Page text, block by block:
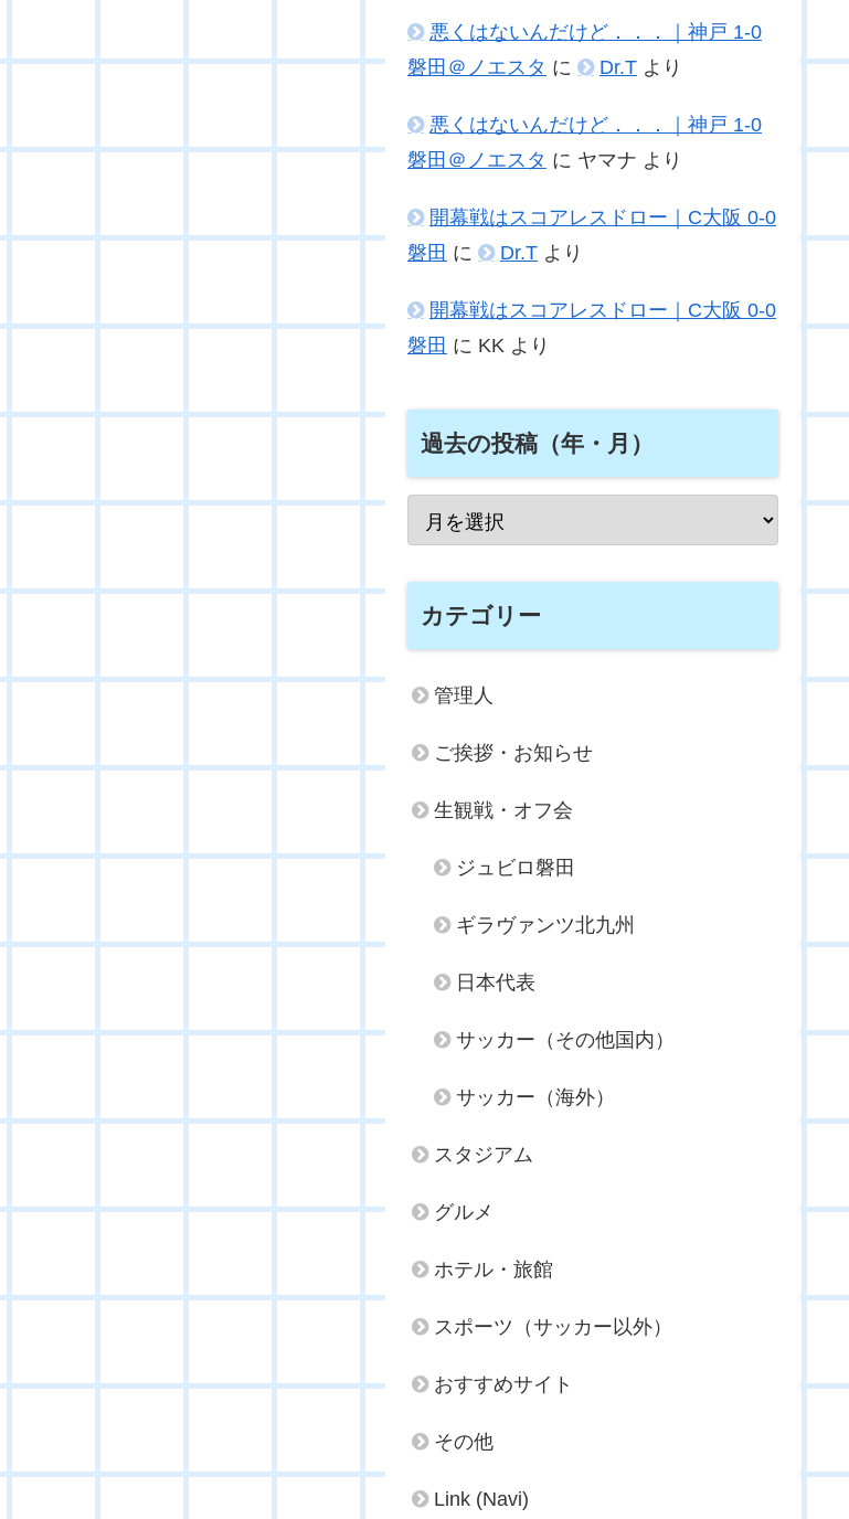
悪くはないんだけど．．．｜神戸 1-0
磐田＠ノエスタ に Dr.T より
悪くはないんだけど．．．｜神戸 1-0
磐田＠ノエスタ に ヤマナ より
開幕戦はスコアレスドロー｜C大阪 0-0
磐田 に Dr.T より
開幕戦はスコアレスドロー｜C大阪 0-0
磐田 に KK より
過去の投稿（年・月）
カテゴリー
管理人
ご挨拶・お知らせ
生観戦・オフ会
ジュビロ磐田
ギラヴァンツ北九州
日本代表
サッカー（その他国内）
サッカー（海外）
スタジアム
グルメ
ホテル・旅館
スポーツ（サッカー以外）
おすすめサイト
その他
Link (Navi)